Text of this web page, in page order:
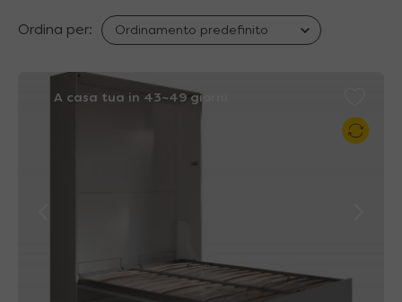
Ordina per:
A casa tua in 43~49 giorni